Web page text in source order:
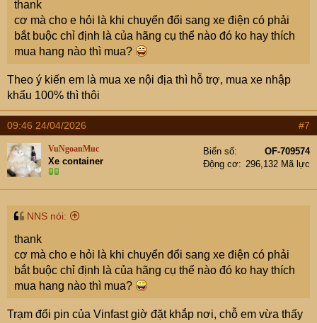
thank
cơ mà cho e hỏi là khi chuyển đổi sang xe điện có phải
bắt buộc chỉ định là của hãng cụ thể nào đó ko hay thích
mua hang nào thì mua?
Theo ý kiến em là mua xe nội địa thì hỗ trợ, mua xe nhập
khẩu 100% thì thôi
09:46 24/04/2026 #7
VuNgoanMuc
Xe container
Biển số
OF-709574
Động cơ
296,132 Mã lực
NNS nói:
thank
cơ mà cho e hỏi là khi chuyển đổi sang xe điện có phải
bắt buộc chỉ định là của hãng cụ thể nào đó ko hay thích
mua hang nào thì mua?
Trạm đổi pin của Vinfast giờ đặt khắp nơi, chỗ em vừa thấy